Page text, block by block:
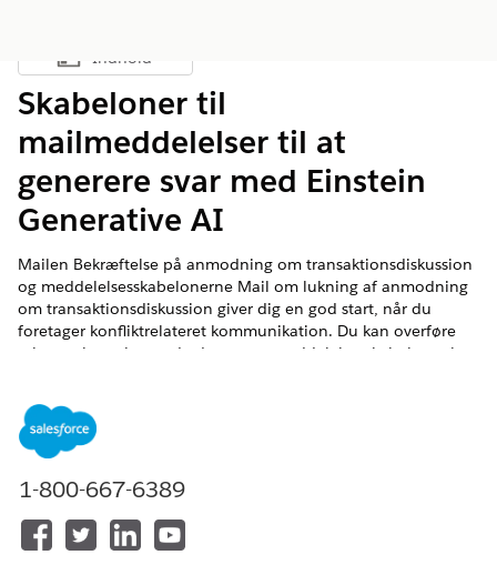
Vis indholdsfortegnelse
Indhold
Skabeloner til
mailmeddelelser til at
generere svar med Einstein
Generative AI
Mailen Bekræftelse på anmodning om transaktionsdiskussion
og meddelelsesskabelonerne Mail om lukning af anmodning
om transaktionsdiskussion giver dig en god start, når du
foretager konfliktrelateret kommunikation. Du kan overføre
relevant kontekst og de data, som meddelelsesskabeloner har
EDITIONSHEADING
Tilgængelig i: Lightning Experience
Tilgængelig i:Ubegrænset
Cloud er aktiveret
1-800-667-6389